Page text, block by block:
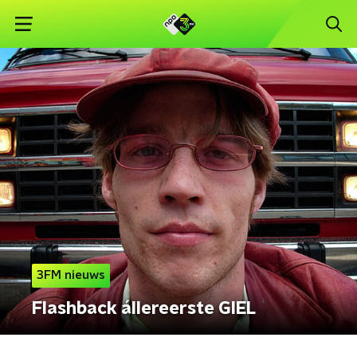
3FM nieuws
Flashback állereerste GIEL